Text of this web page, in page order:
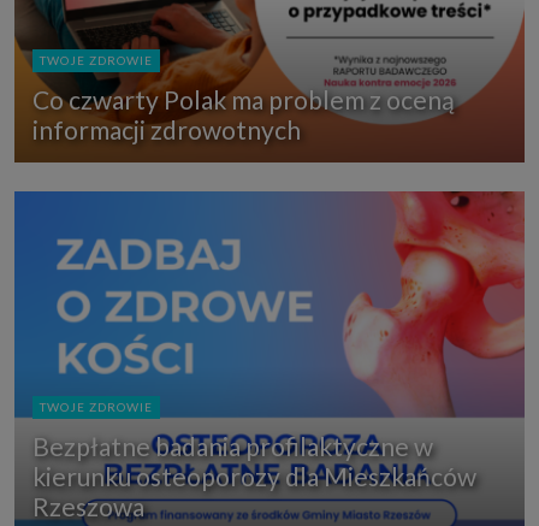
TWOJE ZDROWIE
Co czwarty Polak ma problem z oceną
informacji zdrowotnych
TWOJE ZDROWIE
Bezpłatne badania profilaktyczne w
kierunku osteoporozy dla Mieszkańców
Rzeszowa